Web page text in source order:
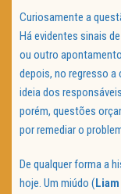
Curiosamente a
Há evidentes sinais
ou outro
depois, no regresso a
ideia dos
porém, questões
por remediar o
De qualquer forma a
hoje. Um miúdo (